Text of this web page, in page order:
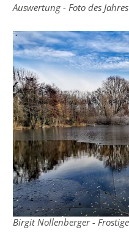
Auswertung - Foto des
Birgit Nollenberger -